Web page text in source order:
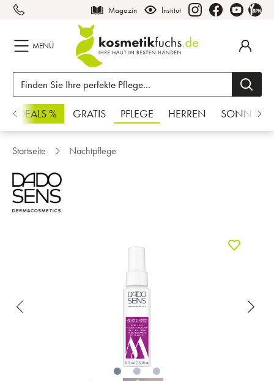
springen Magazin Institut
MENÜ
% GRATIS PFLEGE HERREN SONNE
Startseite Nachtpflege